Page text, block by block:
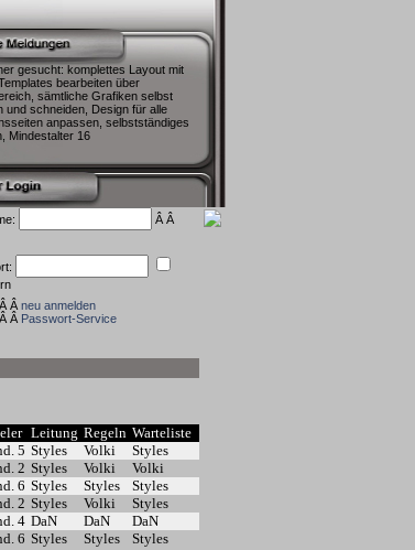
gesucht: komplettes Layout mit
bearbeiten über
sämtliche Grafiken selbst
und schneiden, Design für alle
anpassen, selbstständiges
Mindestalter 16
Â Â
Â neu anmelden
Â Passwort-Service
Leitung Regeln Warteliste
5 Styles Volki
Styles
2 Styles Volki
Volki
6 Styles Styles
Styles
2 Styles Volki
Styles
4 DaN DaN
DaN
6 Styles Styles Styles